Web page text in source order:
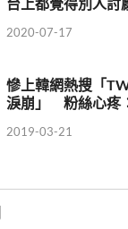
2020-07-17
慘上韓網熱搜「
淚崩」 粉絲心疼
2019-03-21